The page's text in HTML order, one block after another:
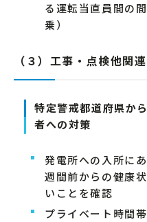
る運転当直員間の
乗）
（３）工事・点検他関
特定警戒都道府県か
者への対策
発電所への入所に
週間前からの健康
いことを確認
プライベート時間